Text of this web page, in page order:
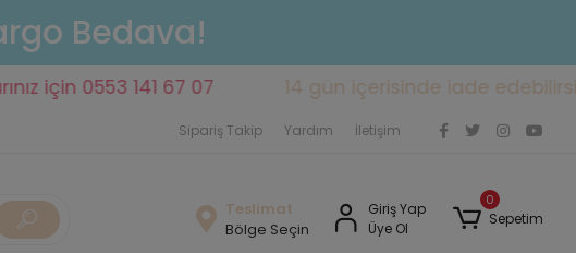
Bedava!
0553 141 67 07 14 gün içerisinde iade edebilirsiniz
Sipariş Takip Yardım İletişim
Teslimat
Bölge Seçin
Giriş Yap
Üye Ol
0
Sepetim